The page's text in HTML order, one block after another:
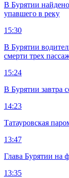
В Бурятии
упавшего в реку
15:30
В Бурятии
смерти трех
15:24
В Бурятии завтра
14:23
Татауровская
13:47
Глава Бурятии на
13:35